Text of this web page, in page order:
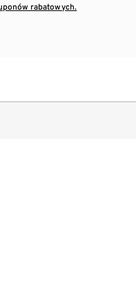
rabatowych.